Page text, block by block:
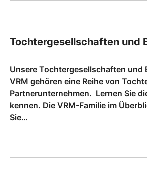
Tochtergesellschaften und
Unsere Tochtergesellschaften und
VRM gehören eine Reihe von
Partnerunternehmen. Lernen Sie
kennen. Die VRM-Familie im
Sie…